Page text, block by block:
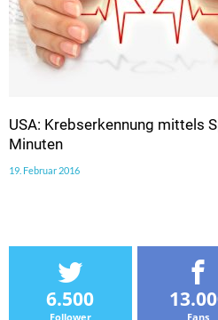
USA: Krebserkennung mittels
Minuten
19. Februar 2016
6.500
Follower Fans